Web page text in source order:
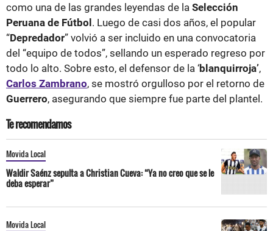
como una de las grandes leyendas de la Selección
Peruana de Fútbol. Luego de casi dos años, el popular
“Depredador” volvió a ser incluido en una convocatoria
del “equipo de todos”, sellando un esperado regreso por
todo lo alto. Sobre esto, el defensor de la ‘blanquirroja’,
Carlos Zambrano, se mostró orgulloso por el retorno de
Guerrero, asegurando que siempre fue parte del plantel.
Te recomendamos
Movida Local
Waldir Saénz sepulta a Christian Cueva: “Ya no creo que se le
deba esperar”
Movida Local